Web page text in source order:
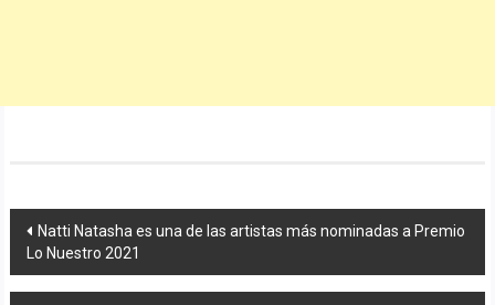
Navegación
de
Natti Natasha es una de las artistas más nominadas a Premio
Lo Nuestro 2021